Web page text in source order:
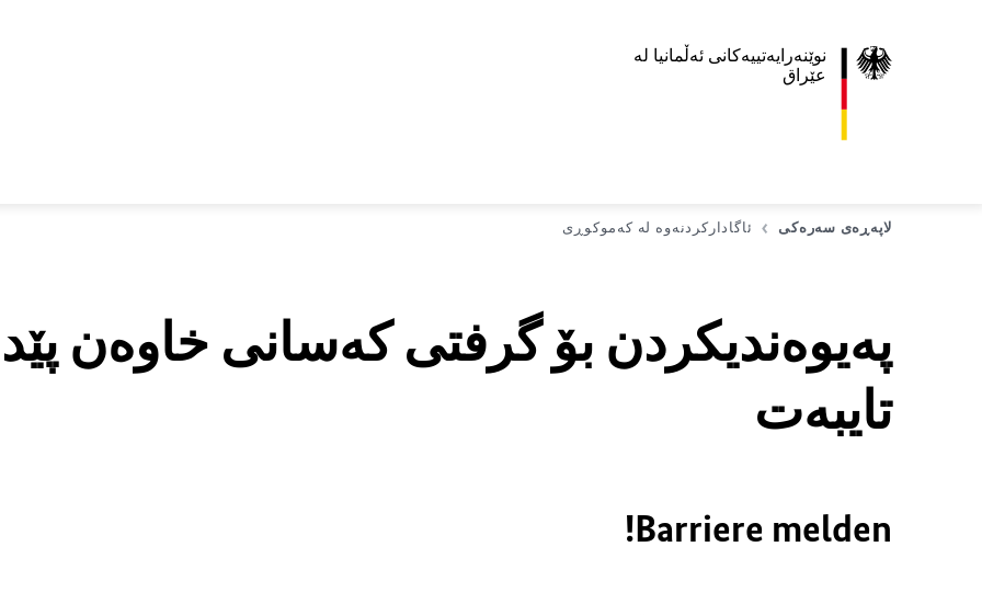
نوێنەرایەتییەکانی ئەڵمانیا لە
عێراق
لاپەڕەی سەرەکی ئاگادارکردنەوە لە کەموکوڕی
پەیوەندیکردن بۆ گرفتی کەسانی خاوەن
تایبەت
Barriere melden!